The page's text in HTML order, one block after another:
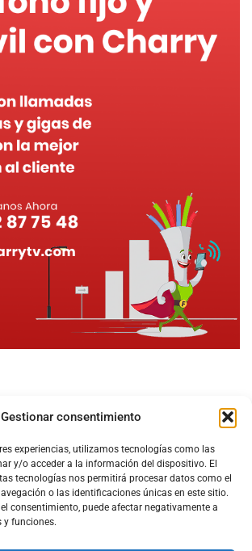
Gestionar consentimiento
experiencias, utilizamos tecnologías como las
y/o acceder a la información del dispositivo. El
tecnologías nos permitirá procesar datos como el
o las identificaciones únicas en este sitio.
consentimiento, puede afectar negativamente a
y funciones.